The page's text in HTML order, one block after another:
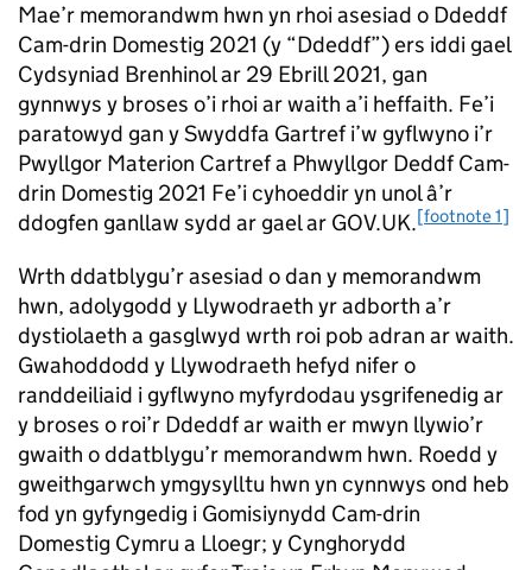
Mae’r memorandwm hwn yn rhoi asesiad o Ddeddf
Cam-drin Domestig 2021 (y “Ddeddf”) ers iddi gael
Cydsyniad Brenhinol ar 29 Ebrill 2021, gan
gynnwys y broses o’i rhoi ar waith a’i heffaith. Fe’i
paratowyd gan y Swyddfa Gartref i’w gyflwyno i’r
Pwyllgor Materion Cartref a Phwyllgor Deddf Cam-
drin Domestig 2021 Fe’i cyhoeddir yn unol â’r
ddogfen ganllaw sydd ar gael ar GOV.UK.[footnote 1]
Wrth ddatblygu’r asesiad o dan y memorandwm
hwn, adolygodd y Llywodraeth yr adborth a’r
dystiolaeth a gasglwyd wrth roi pob adran ar waith.
Gwahoddodd y Llywodraeth hefyd nifer o
randdeiliaid i gyflwyno myfyrdodau ysgrifenedig ar
y broses o roi’r Ddeddf ar waith er mwyn llywio’r
gwaith o ddatblygu’r memorandwm hwn. Roedd y
gweithgarwch ymgysylltu hwn yn cynnwys ond heb
fod yn gyfyngedig i Gomisiynydd Cam-drin
Domestig Cymru a Lloegr; y Cynghorydd